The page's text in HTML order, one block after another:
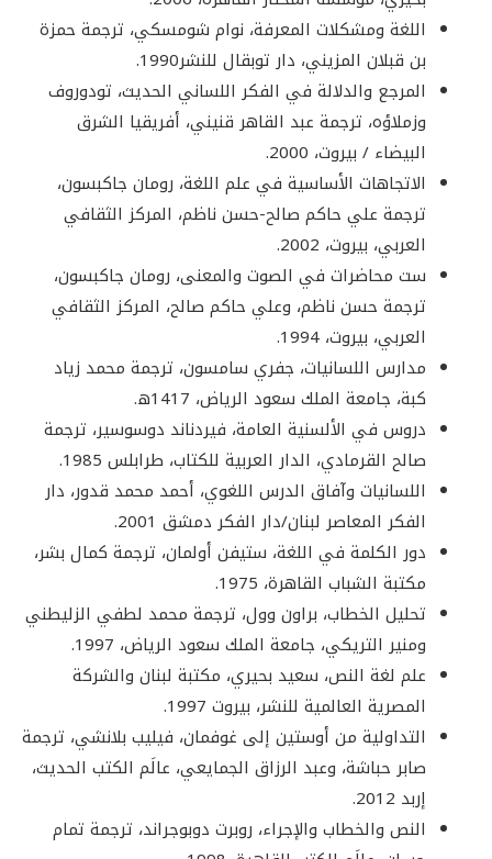
اللغة ومشكلات المعرفة، نوام شومسكي، ترجمة حمزة
بن قبلان المزيني، دار توبقال للنشر1990.
المرجع والدلالة في الفكر اللساني الحديث، تودوروف
وزملاؤه، ترجمة عبد القاهر قنيني، أفريقيا الشرق
البيضاء / بيروت، 2000.
الاتجاهات الأساسية في علم اللغة، رومان جاكبسون،
ترجمة علي حاكم صالح-حسن ناظم، المركز الثقافي
العربي، بيروت، 2002.
ست محاضرات في الصوت والمعنى، رومان جاكبسون،
ترجمة حسن ناظم، وعلي حاكم صالح، المركز الثقافي
العربي، بيروت، 1994.
مدارس اللسانيات، جفري سامسون، ترجمة محمد زياد
كبة، جامعة الملك سعود الرياض، 1417ه.
دروس في الألسنية العامة، فيردناند دوسوسير، ترجمة
صالح القرمادي، الدار العربية للكتاب، طرابلس 1985.
اللسانيات وآفاق الدرس اللغوي، أحمد محمد قدور، دار
الفكر المعاصر لبنان/دار الفكر دمشق 2001.
دور الكلمة في اللغة، ستيفن أولمان، ترجمة كمال بشر،
مكتبة الشباب القاهرة، 1975.
تحليل الخطاب، براون وول، ترجمة محمد لطفي الزليطني
ومنير التريكي، جامعة الملك سعود الرياض، 1997.
علم لغة النص، سعيد بحيري، مكتبة لبنان والشركة
المصرية العالمية للنشر، بيروت 1997.
التداولية من أوستين إلى غوفمان، فيليب بلانشي، ترجمة
صابر حباشة، وعبد الرزاق الجمايعي، عالَم الكتب الحديث،
إربد 2012.
النص والخطاب والإجراء، روبرت دوبوجراند، ترجمة تمام